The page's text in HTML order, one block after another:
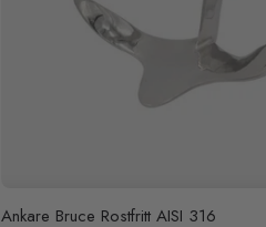
Ankare Bruce Rostfritt AISI 316